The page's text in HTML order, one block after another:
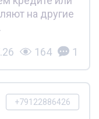
на другие
164 1
+79122886426